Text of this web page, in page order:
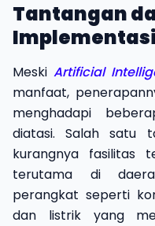
Tantangan
Meski Artificial
manfaat,
menghadapi
diatasi. Salah satu
kurangnya fasilitas
terutama di
perangkat seperti
dan listrik yang